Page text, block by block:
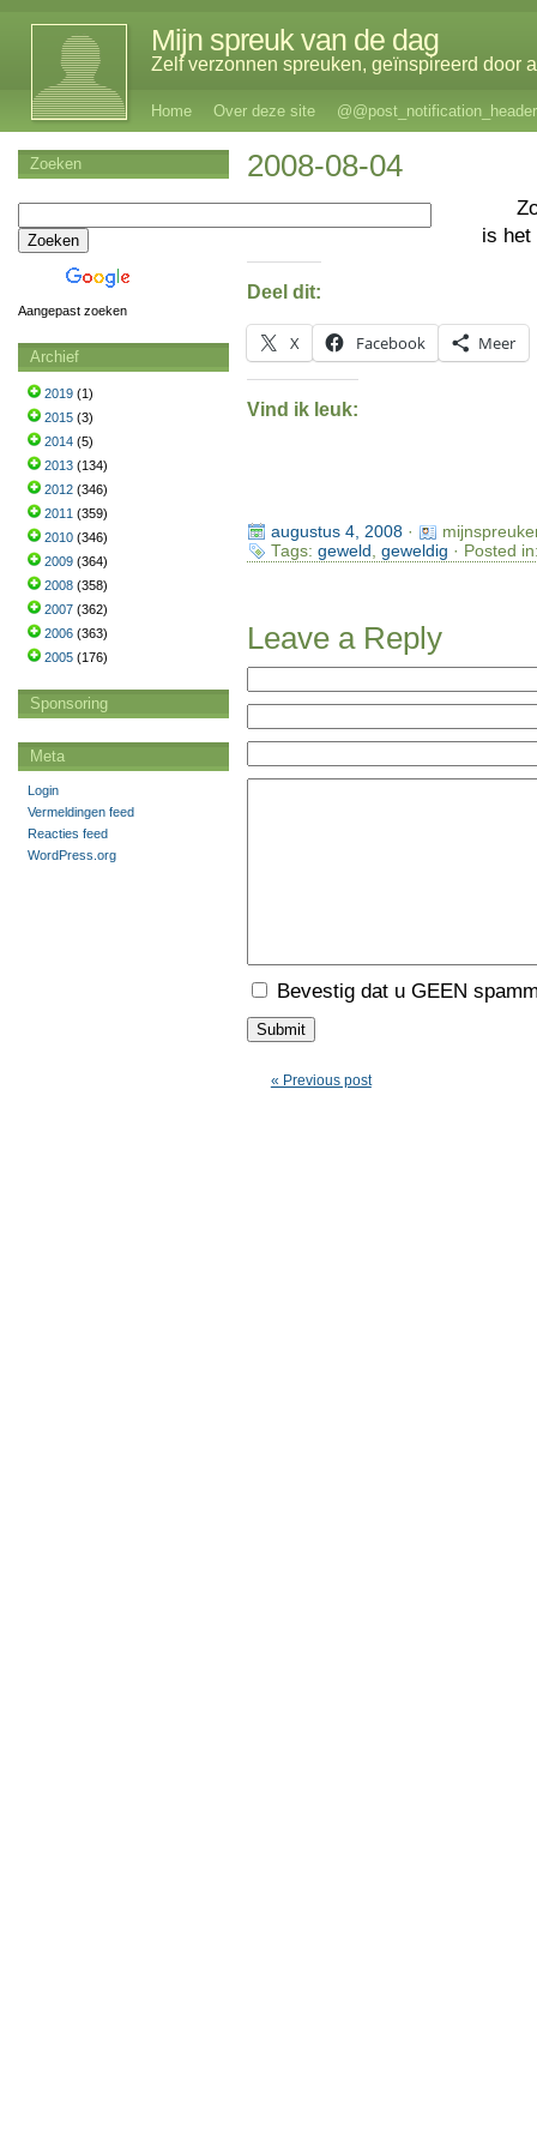
Mijn spreuk van de dag
Zelf verzonnen spreuken, geïnspireerd door
Home Over deze site @@post_notification_header
2008-08-04
is
Deel dit:
X Facebook Meer
Vind ik leuk:
augustus 4, 2008·
Tags: geweld geweldig · Posted
Leave a Reply
Bevestig dat u GEEN
« Previous post
Zoeken
Aangepast zoeken
Archief
2019 (1)
2015 (3)
2014 (5)
2013 (134)
2012 (346)
2011 (359)
2010 (346)
2009 (364)
2008 (358)
2007 (362)
2006 (363)
2005 (176)
Sponsoring
Meta
Login
Vermeldingen feed
Reacties feed
WordPress.org